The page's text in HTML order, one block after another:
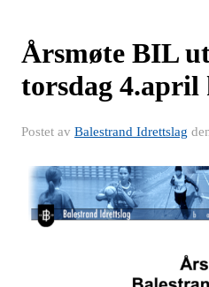
Årsmøte BIL
torsdag 4.april
Postet av Balestrand Idrettslag